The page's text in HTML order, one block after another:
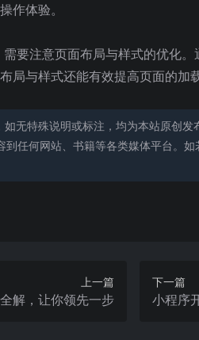
作体验。
要注意页面布局与样式的优化
局与样式还能有效提高页面的加
无特殊说明或标注，均为本站原创
到任何网站、书籍等各类媒体平台。
上一篇
解，让你领先一步
下一篇
小程序